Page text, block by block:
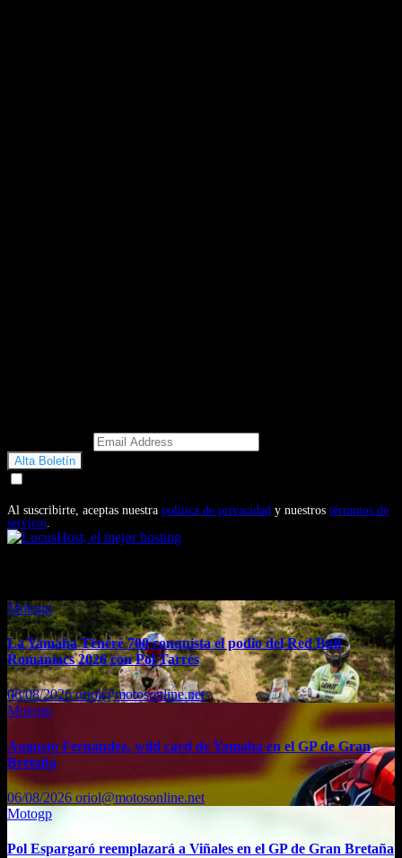
Al suscribirte, aceptas nuestra política de privacidad y nuestros términos de
servicio.
Motogp
La Yamaha Ténéré 700 conquista el podio del Red Bull
Romaniacs 2026 con Pol Tarrés
06/08/2026oriol@motosonline.net
Motogp
Augusto Fernández, wild card de Yamaha en el GP de Gran
Bretaña
06/08/2026 oriol@motosonline.net
Motogp
Pol Espargaró reemplazará a Viñales en el GP de Gran Bretaña